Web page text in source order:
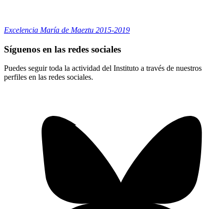
Excelencia María de Maeztu 2015-2019
Síguenos en las redes sociales
Puedes seguir toda la actividad del Instituto a través de nuestros
perfiles en las redes sociales.